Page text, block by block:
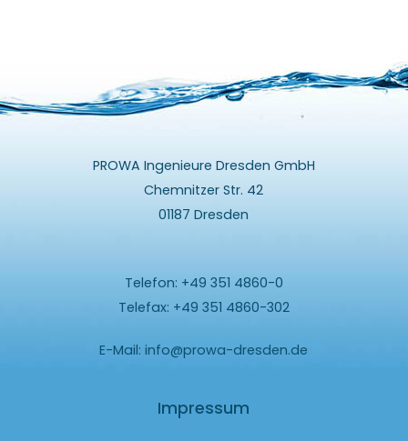
PROWA Ingenieure Dresden GmbH
Chemnitzer Str. 42
01187 Dresden
Telefon: +49 351 4860-0
Telefax: +49 351 4860-302
E-Mail:info@prowa-dresden.de
Impressum